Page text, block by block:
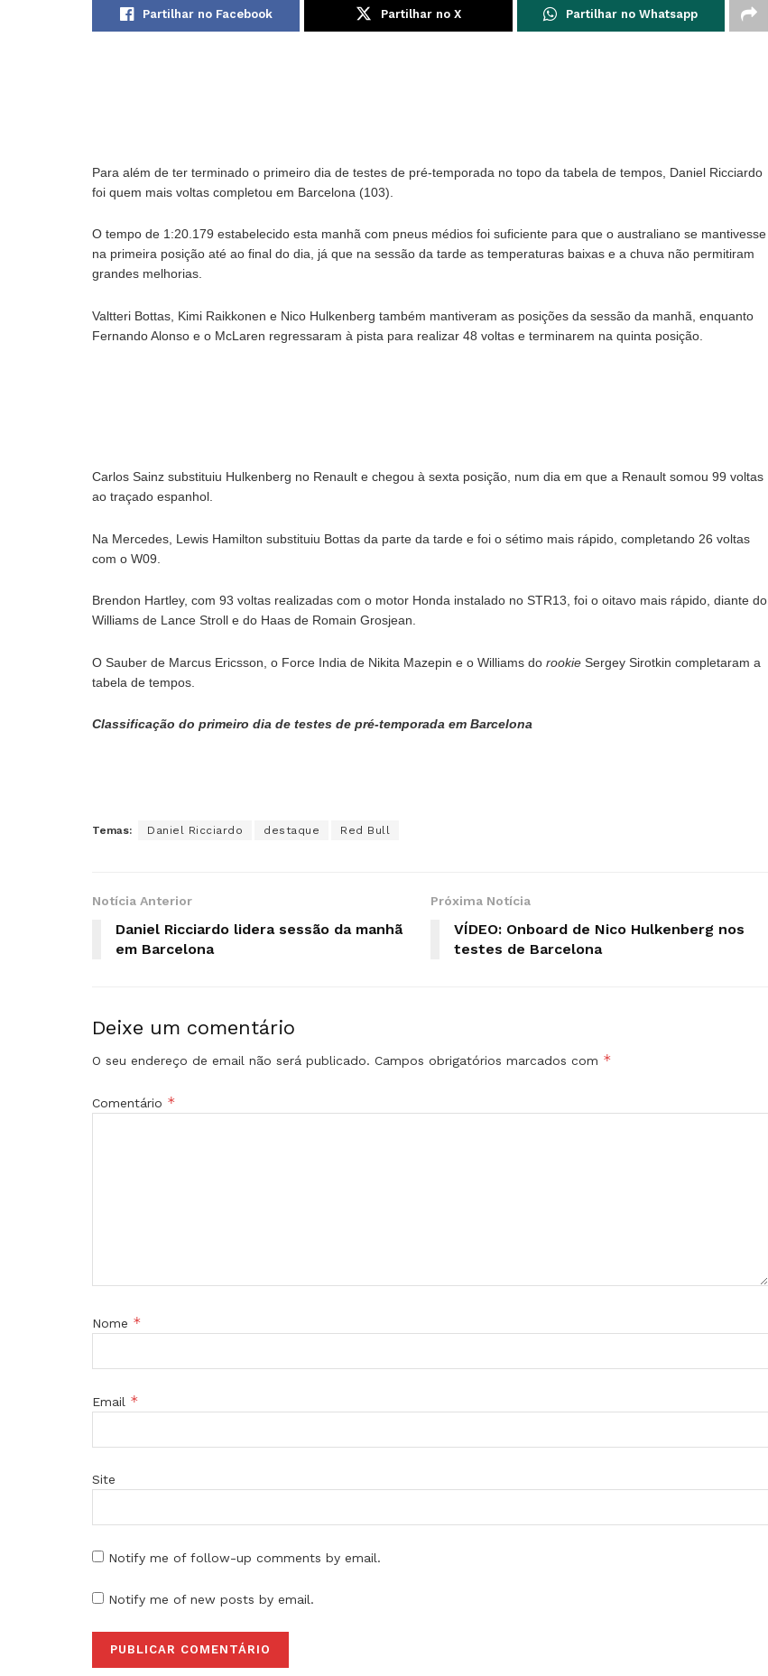
Partilhar no Facebook Partilhar no X Partilhar no Whatsapp
Para além de ter terminado o primeiro dia de testes de pré-temporada no topo da tabela de tempos, Daniel Ricciardo
foi quem mais voltas completou em Barcelona (103).
O tempo de 1:20.179 estabelecido esta manhã com pneus médios foi suficiente para que o australiano se mantivesse
na primeira posição até ao final do dia, já que na sessão da tarde as temperaturas baixas e a chuva não permitiram
grandes melhorias.
Valtteri Bottas, Kimi Raikkonen e Nico Hulkenberg também mantiveram as posições da sessão da manhã, enquanto
Fernando Alonso e o McLaren regressaram à pista para realizar 48 voltas e terminarem na quinta posição.
Carlos Sainz substituiu Hulkenberg no Renault e chegou à sexta posição, num dia em que a Renault somou 99 voltas
ao traçado espanhol.
Na Mercedes, Lewis Hamilton substituiu Bottas da parte da tarde e foi o sétimo mais rápido, completando 26 voltas
com o W09.
Brendon Hartley, com 93 voltas realizadas com o motor Honda instalado no STR13, foi o oitavo mais rápido, diante do
Williams de Lance Stroll e do Haas de Romain Grosjean.
O Sauber de Marcus Ericsson, o Force India de Nikita Mazepin e o Williams do rookie Sergey Sirotkin completaram a
tabela de tempos.
Classificação do primeiro dia de testes de pré-temporada em Barcelona
Temas: Daniel Ricciardo destaque Red Bull
Notícia Anterior
Daniel Ricciardo lidera sessão da manhã
em Barcelona
Próxima Notícia
VÍDEO: Onboard de Nico Hulkenberg nos
testes de Barcelona
Deixe um comentário
O seu endereço de email não será publicado. Campos obrigatórios marcados com *
Comentário *
Nome *
Email *
Site
Notify me of follow-up comments by email.
Notify me of new posts by email.